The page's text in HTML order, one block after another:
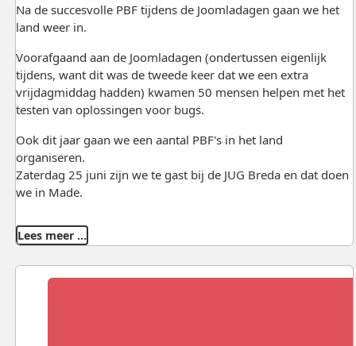
Na de succesvolle PBF tijdens de Joomladagen gaan we het
land weer in.
Voorafgaand aan de Joomladagen (ondertussen eigenlijk
tijdens, want dit was de tweede keer dat we een extra
vrijdagmiddag hadden) kwamen 50 mensen helpen met het
testen van oplossingen voor bugs.
Ook dit jaar gaan we een aantal PBF's in het land
organiseren.
Zaterdag 25 juni zijn we te gast bij de JUG Breda en dat doen
we in Made.
Lees meer …